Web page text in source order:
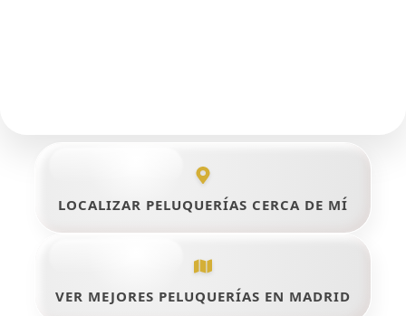
LOCALIZAR PELUQUERÍAS CERCA DE MÍ
VER MEJORES PELUQUERÍAS EN MADRID